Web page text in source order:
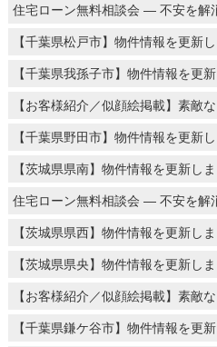
住宅ローン無料相談会 ― 不安を解
【千葉県松戸市】物件情報を更新し
【千葉県我孫子市】物件情報を更
【お客様紹介／似顔絵掲載】素敵
【千葉県野田市】物件情報を更新し
【茨城県県南】物件情報を更新しま
住宅ローン無料相談会 ― 不安を解
【茨城県県西】物件情報を更新しま
【茨城県県央】物件情報を更新しま
【お客様紹介／似顔絵掲載】素敵
【千葉県鎌ケ谷市】物件情報を更